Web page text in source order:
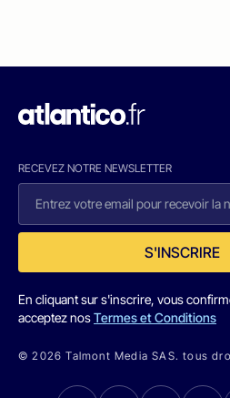
RECEVEZ NOTRE NEWSLETTER
S'INSCRIRE
En cliquant sur s'inscrire, vous
acceptez nosTermes et Conditions
© 2026 Talmont Media SAS. tous